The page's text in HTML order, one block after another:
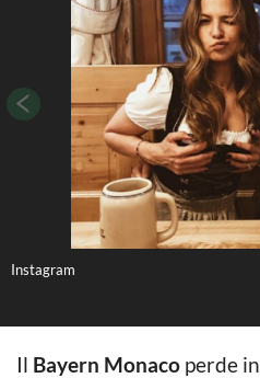
Instagram
Il Bayern Monaco perde in